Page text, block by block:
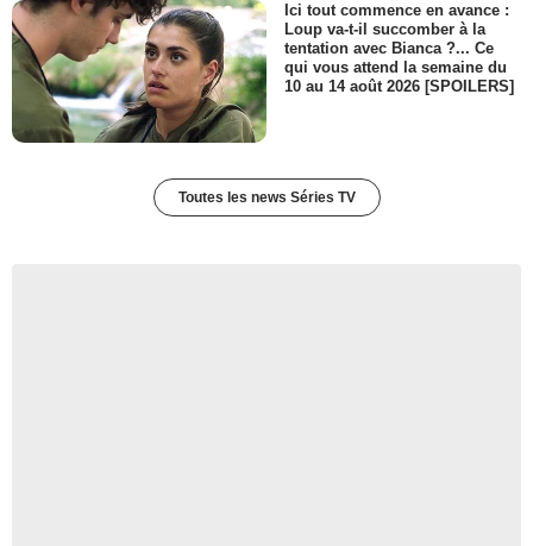
Ici tout commence en avance :
Loup va-t-il succomber à la
tentation avec Bianca ?... Ce
qui vous attend la semaine du
10 au 14 août 2026 [SPOILERS]
Toutes les news Séries TV